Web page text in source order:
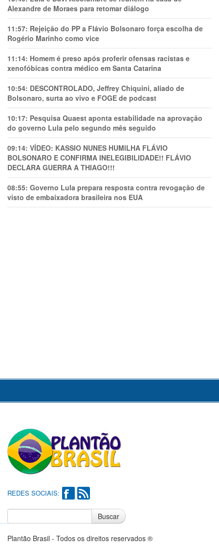
Alexandre de Moraes para retomar diálogo
11:57: Rejeição do PP a Flávio Bolsonaro força escolha de
Rogério Marinho como vice
11:14: Homem é preso após proferir ofensas racistas e
xenofóbicas contra médico em Santa Catarina
10:54: DESCONTROLADO, Jeffrey Chiquini, aliado de
Bolsonaro, surta ao vivo e FOGE de podcast
10:17: Pesquisa Quaest aponta estabilidade na aprovação
do governo Lula pelo segundo mês seguido
09:14: VÍDEO: KASSIO NUNES HUMlLHA FLÁVIO
BOLSONARO E CONFIRMA INELEGIBILIDADE!! FLÁVIO
DECLARA GUERRA A THIAGO!!!
08:55: Governo Lula prepara resposta contra revogação de
visto de embaixadora brasileira nos EUA
REDES SOCIAIS:
Buscar
Plantão Brasil - Todos os direitos reservados ®